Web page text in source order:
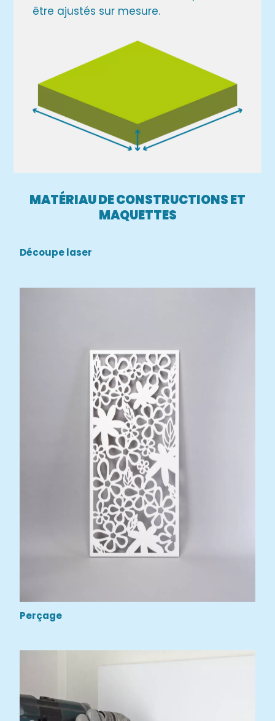
être ajustés sur mesure.
MATÉRIAU DE CONSTRUCTIONS ET
MAQUETTES
Découpe laser
Perçage